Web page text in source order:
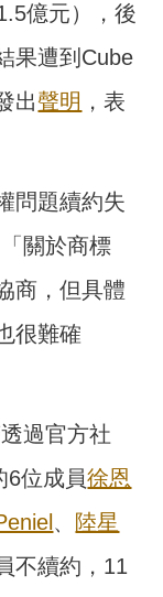
億元），後
果遭到Cube
出聲明 ，表
問題續約失
關於商標
商，但具體
很難確
過官方社
6位成員徐恩
、 陸星
不續約，11